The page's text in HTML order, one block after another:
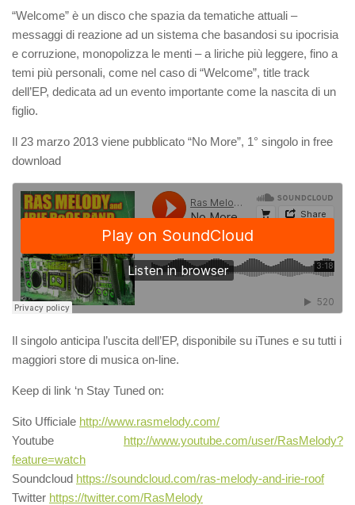
“Welcome” è un disco che spazia da tematiche attuali –
messaggi di reazione ad un sistema che basandosi su ipocrisia
e corruzione, monopolizza le menti – a liriche più leggere, fino a
temi più personali, come nel caso di “Welcome”, title track
dell’EP, dedicata ad un evento importante come la nascita di un
figlio.
Il 23 marzo 2013 viene pubblicato “No More”, 1° singolo in free
download
Il singolo anticipa l’uscita dell’EP, disponibile su iTunes e su tutti i
maggiori store di musica on-line.
Keep di link ‘n Stay Tuned on:
Sito Ufficiale http://www.rasmelody.com/
Youtube http://www.youtube.com/user/RasMelody?
feature=watch
Soundcloud https://soundcloud.com/ras-melody-and-irie-roof
Twitter https://twitter.com/RasMelody